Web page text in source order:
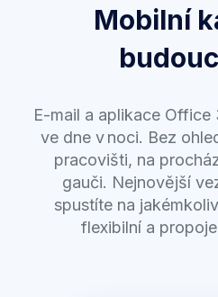
Mobilní
E-mail a aplikace
ve dne v noci. Bez
pracovišti, na
gauči. Nejnovější
spustíte na
flexibilní a